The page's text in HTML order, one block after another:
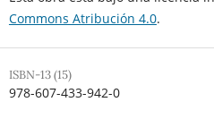
Commons Atribución 4.0.
ISBN-13 (15)
978-607-433-942-0